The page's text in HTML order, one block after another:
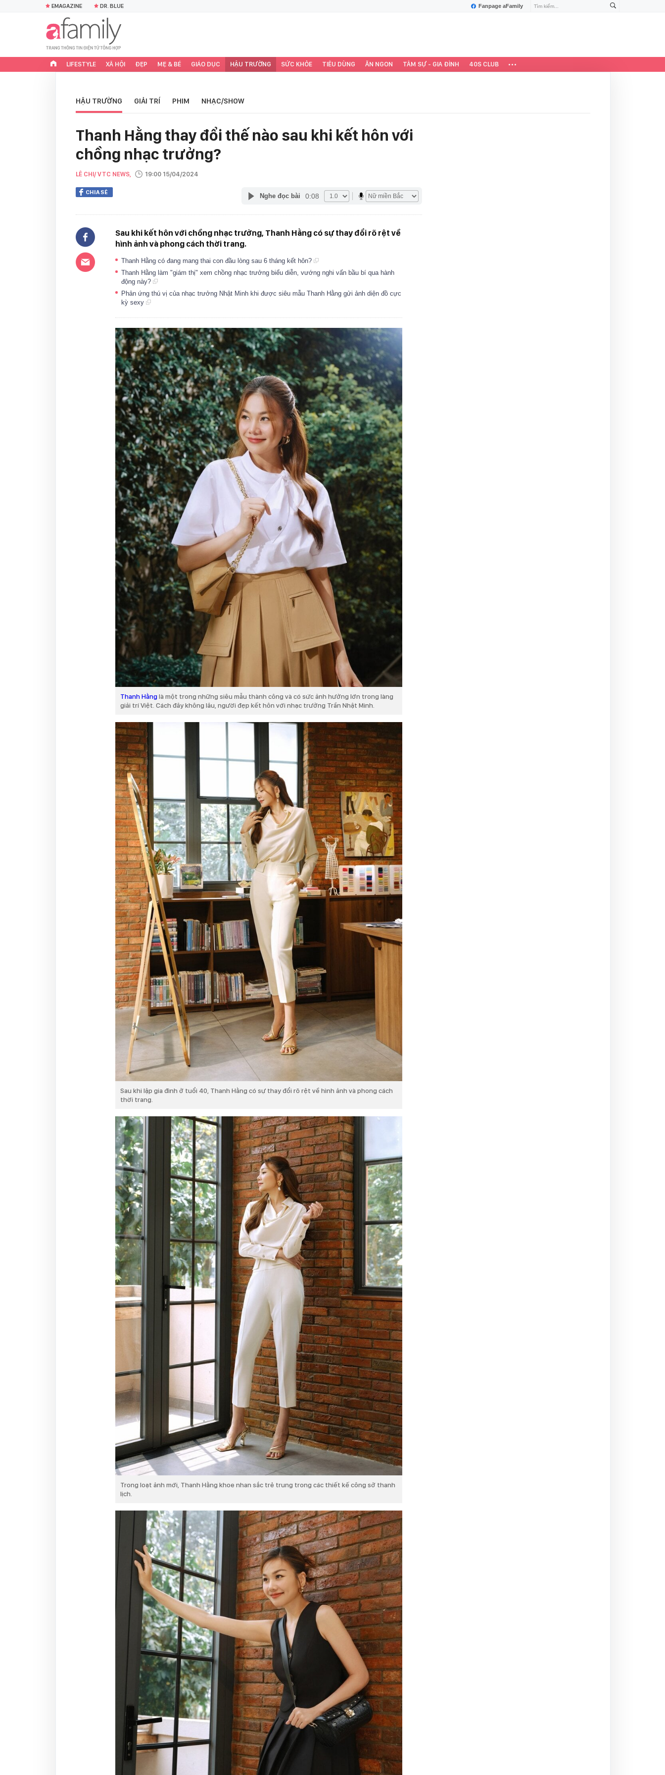
Fanpage aFamily
EMAGAZINE DR. BLUE
LIFESTYLE XÃ HỘI ĐẸP MẸ & BÉ GIÁO DỤC HẬU TRƯỜNG SỨC KHỎE TIÊU DÙNG ĂN NGON TÂM SỰ - GIA ĐÌNH 40S CLUB
HẬU TRƯỜNG GIẢI TRÍ PHIM NHẠC/SHOW
Thanh Hằng thay đổi thế nào sau khi kết hôn với
chồng nhạc trưởng?
LÊ CHI/ VTC NEWS, 19:00 15/04/2024
CHIA SẺ Nghe đọc bài 0:08
Sau khi kết hôn với chồng nhạc trưởng, Thanh Hằng có sự thay đổi rõ rệt về
hình ảnh và phong cách thời trang.
Thanh Hằng có đang mang thai con đầu lòng sau 6 tháng kết hôn?
Thanh Hằng làm "giám thị" xem chồng nhạc trưởng biểu diễn, vướng nghi vấn bầu bí qua hành
động này?
Phản ứng thú vị của nhạc trưởng Nhật Minh khi được siêu mẫu Thanh Hằng gửi ảnh diện đồ cực
kỳ sexy
Thanh Hằng là một trong những siêu mẫu thành công và có sức ảnh hưởng lớn trong làng
giải trí Việt. Cách đây không lâu, người đẹp kết hôn với nhạc trưởng Trần Nhật Minh.
Sau khi lập gia đình ở tuổi 40, Thanh Hằng có sự thay đổi rõ rệt về hình ảnh và phong cách
thời trang.
Trong loạt ảnh mới, Thanh Hằng khoe nhan sắc trẻ trung trong các thiết kế công sở thanh
lịch.